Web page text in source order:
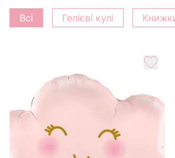
Всі Гелієві кулі